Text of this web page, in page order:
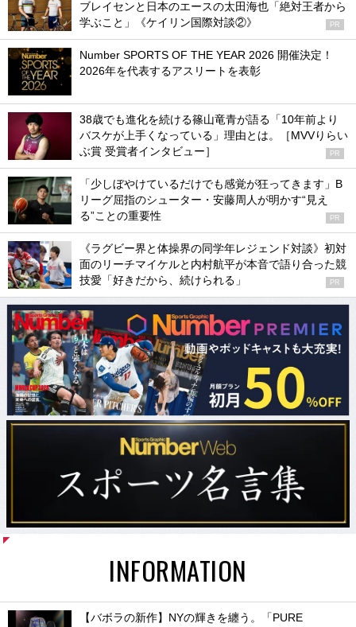
ブレイセンと日本のエースの太田海也「絶対王者から
学ぶこと」《ケイリン国際対談②》
PR
Number SPORTS OF THE YEAR 2026 開催決定！
2026年を代表するアスリートを表彰
38歳でも進化を続ける篠山竜青が語る「10年前より
バスケが上手くなっている」理由とは。［MVVりらい
ぶ賞 受賞者インタビュー］
PR
「少しぼやけているだけでも感覚が狂ってきます」B
リーグ屈指のシューター・安藤周人が明かす“見え
る”ことの重要性
PR
《ラグビー界と体操界の同学年レジェンド対談》初対
面のリーチマイケルと内村航平が本音で語り合った競
技愛「好きだから、続けられる」
PR
INFORMATION
【バボラの新作】NYの輝きを纏う。「PURE